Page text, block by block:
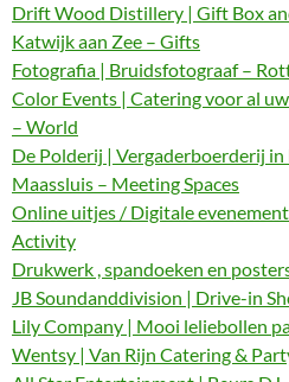
Drift Wood Distillery | Gift Box
Katwijk aan Zee – Gifts
Fotografia | Bruidsfotograaf –
Color Events | Catering voor al
– World
De Polderij | Vergaderboerderij
Maassluis – Meeting Spaces
Online uitjes / Digitale
Activity
Drukwerk , spandoeken en
JB Soundanddivision | Drive-in
Lily Company | Mooi leliebollen
Wentsy | Van Rijn Catering &